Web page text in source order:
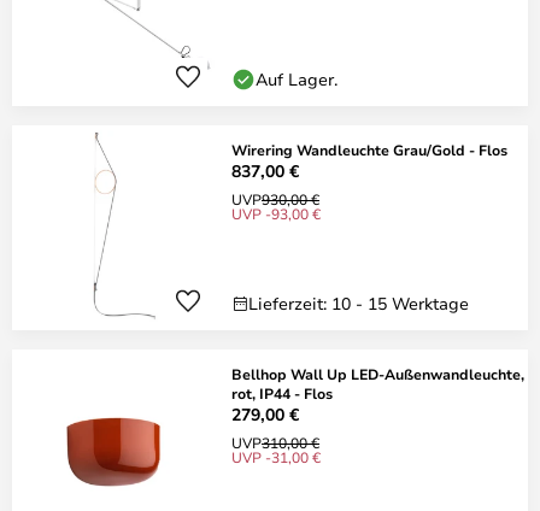
Auf Lager.
Wirering Wandleuchte Grau/Gold - Flos
837,00 €
UVP930,00 €
UVP -93,00 €
Lieferzeit: 10 - 15 Werktage
Bellhop Wall Up LED-Außenwandleuchte,
rot, IP44 - Flos
279,00 €
UVP310,00 €
UVP -31,00 €